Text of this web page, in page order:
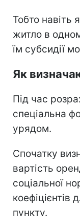
Тобто навіть
житло в
їм субсидії
Як
Під час
спеціальна
урядом.
Спочатку
вартість
соціальної
коефіцієнтів
пункту.